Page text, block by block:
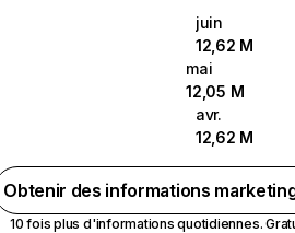
juin
12,62 M
mai
12,05 M
avr.
12,62 M
Obtenir des informations
10 fois plus d'informations quotidiennes.